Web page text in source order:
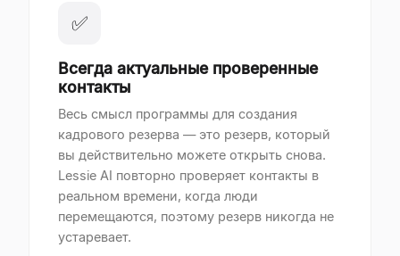
✅
Всегда актуальные проверенные
контакты
Весь смысл программы для создания
кадрового резерва — это резерв, который
вы действительно можете открыть снова.
Lessie AI повторно проверяет контакты в
реальном времени, когда люди
перемещаются, поэтому резерв никогда не
устаревает.